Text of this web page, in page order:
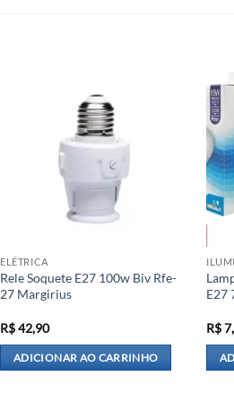
ELÉTRICA
Rele Soquete E27 100w Biv Rfe-
27 Margirius
R$42,90
ADICIONAR AO CARRINHO
E27
R$